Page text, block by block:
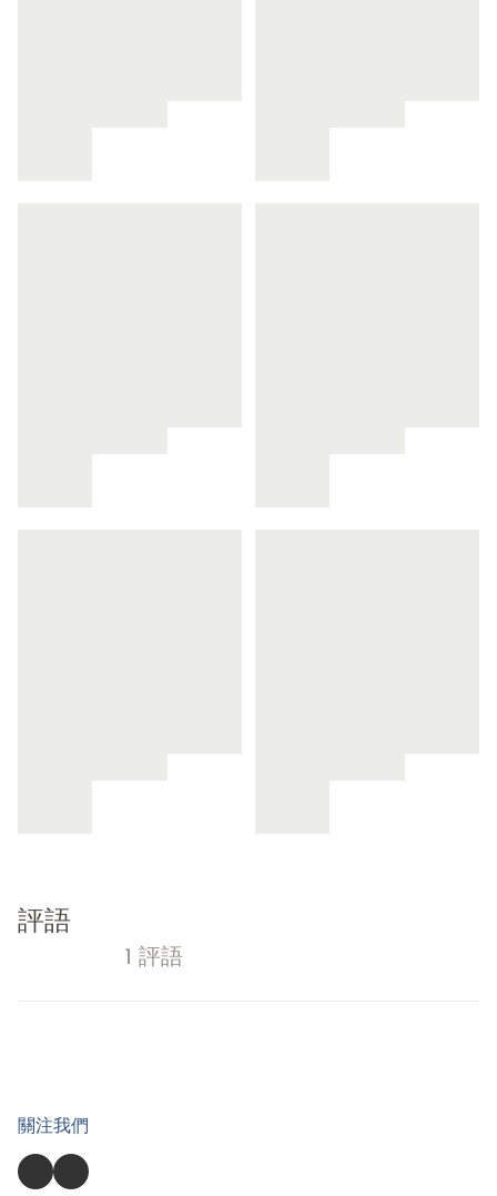
評語
1 評語
關注我們